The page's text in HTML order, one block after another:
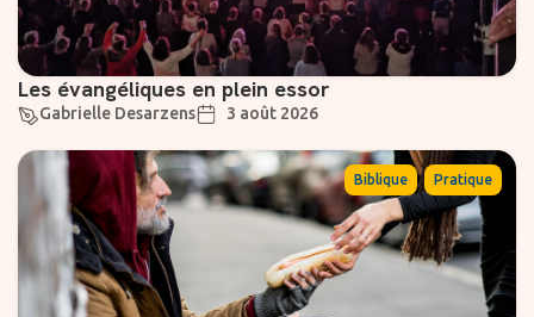
Les évangéliques en plein essor
Gabrielle Desarzens 3 août 2026
Biblique , Pratique